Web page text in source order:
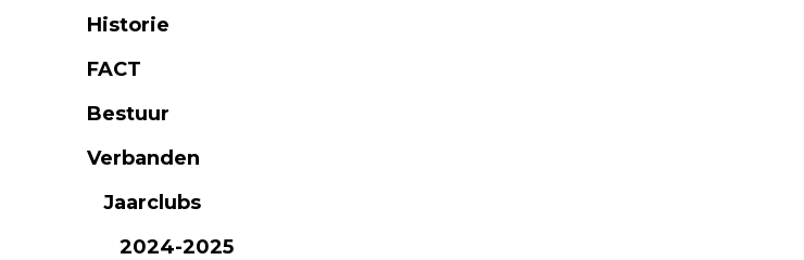
Historie
FACT
Bestuur
Verbanden
Jaarclubs
2024-2025